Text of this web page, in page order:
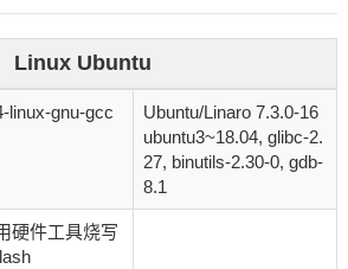
Linux Ubuntu
linux-gnu-gcc
Ubuntu/Linaro 7.3.0-16
ubuntu3~18.04, glibc-2.
27, binutils-2.30-0, gdb-
8.1
硬件工具烧写